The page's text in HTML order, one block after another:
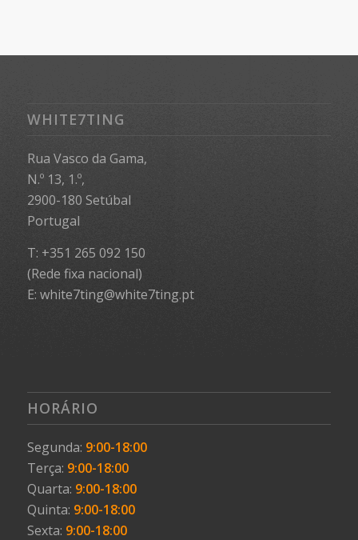
WHITE7TING
Rua Vasco da Gama,
N.º 13, 1.º,
2900-180 Setúbal
Portugal
T: +351 265 092 150
(Rede fixa nacional)
E: white7ting@white7ting.pt
HORÁRIO
Segunda: 9:00-18:00
Terça: 9:00-18:00
Quarta: 9:00-18:00
Quinta: 9:00-18:00
Sexta: 9:00-18:00